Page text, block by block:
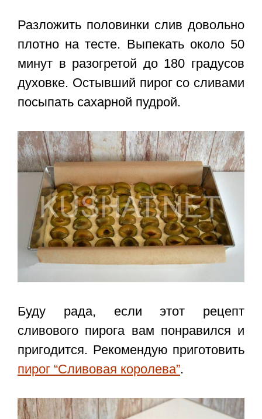
Разложить половинки слив довольно
плотно на тесте. Выпекать около 50
минут в разогретой до 180 градусов
духовке. Остывший пирог со сливами
посыпать сахарной пудрой.
Буду рада, если этот рецепт
сливового пирогавам понравился и
пригодится. Рекомендую приготовить
пирог “Сливовая королева”.